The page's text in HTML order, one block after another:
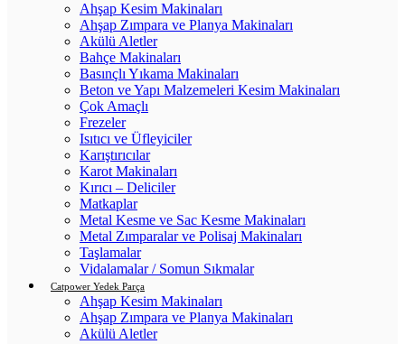
Ahşap Kesim Makinaları
Ahşap Zımpara ve Planya Makinaları
Akülü Aletler
Bahçe Makinaları
Basınçlı Yıkama Makinaları
Beton ve Yapı Malzemeleri Kesim Makinaları
Çok Amaçlı
Frezeler
Isıtıcı ve Üfleyiciler
Karıştırıcılar
Karot Makinaları
Kırıcı – Deliciler
Matkaplar
Metal Kesme ve Sac Kesme Makinaları
Metal Zımparalar ve Polisaj Makinaları
Taşlamalar
Vidalamalar / Somun Sıkmalar
Catpower Yedek Parça
Ahşap Kesim Makinaları
Ahşap Zımpara ve Planya Makinaları
Akülü Aletler